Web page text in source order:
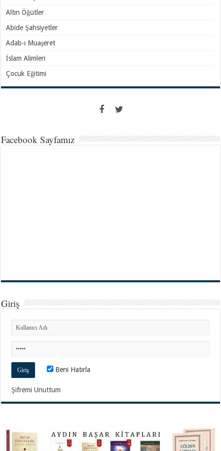
Altın Öğütler
Abide Şahsiyetler
Adab-ı Muaşeret
İslam Alimleri
Çocuk Eğitimi
Facebook Sayfamız
Giriş
Beni Hatırla
Şifremi Unuttum